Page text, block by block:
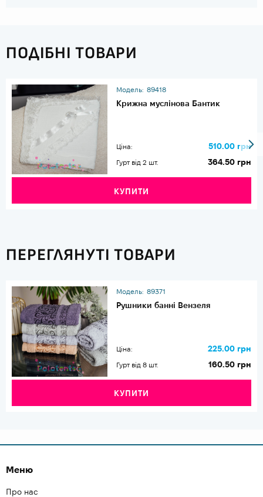
ПОДІБНІ ТОВАРИ
Модель: 89418
Крижна муслінова Бантик
Ціна: 510.00 грн
Гурт від 2 шт. 364.50 грн
КУПИТИ
ПЕРЕГЛЯНУТІ ТОВАРИ
Модель: 89371
Рушники банні Вензеля
Ціна: 225.00 грн
Гурт від 8 шт. 160.50 грн
КУПИТИ
Меню
Про нас